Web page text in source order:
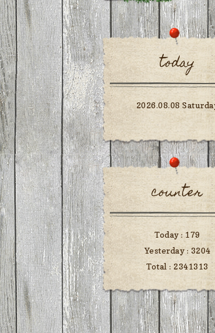
today
2026.08.08
counter
Today : 179
Yesterday : 3204
Total : 2341313